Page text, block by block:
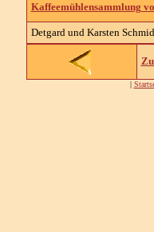
Kaffeemühlensammlung
Detgard und Karsten
|